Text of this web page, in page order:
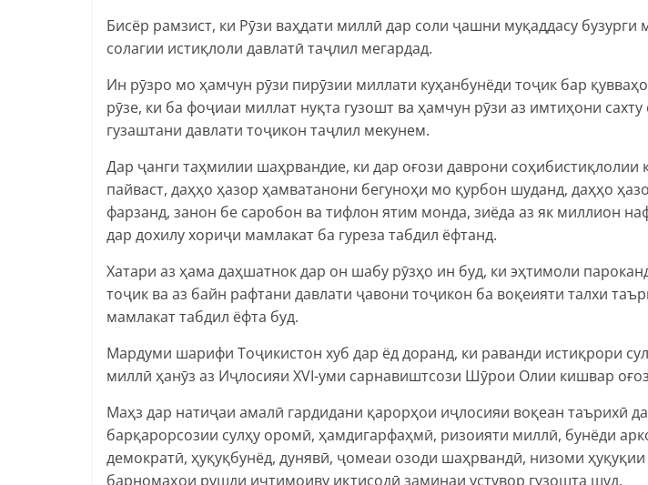
Бисёр рамзист, ки Рӯзи ваҳдати миллӣ дар соли ҷашни муқаддасу бузурги
солагии истиқлоли давлатӣ таҷлил мегардад.
Ин рӯзро мо ҳамчун рӯзи пирӯзии миллати куҳанбунёди тоҷик бар
рӯзе, ки ба фоҷиаи миллат нуқта гузошт ва ҳамчун рӯзи аз имтиҳони
гузаштани давлати тоҷикон таҷлил мекунем.
Дар ҷанги таҳмилии шаҳрвандие, ки дар оғози даврони соҳибистиқлолии
пайваст, даҳҳо ҳазор ҳамватанони бегуноҳи мо қурбон шуданд, даҳҳо
фарзанд, занон бе саробон ва тифлон ятим монда, зиёда аз як миллион
дар дохилу хориҷи мамлакат ба гуреза табдил ёфтанд.
Хатари аз ҳама даҳшатнок дар он шабу рӯзҳо ин буд, ки эҳтимоли
тоҷик ва аз байн рафтани давлати ҷавони тоҷикон ба воқеияти талхи
мамлакат табдил ёфта буд.
Мардуми шарифи Тоҷикистон хуб дар ёд доранд, ки раванди истиқрори
миллӣ ҳанӯз аз Иҷлосияи XVI-уми сарнавиштсози Шӯрои Олии кишвар
Маҳз дар натиҷаи амалӣ гардидани қарорҳои иҷлосияи воқеан таърихӣ
барқарорсозии сулҳу оромӣ, ҳамдигарфаҳмӣ, ризоияти миллӣ, бунёди
демократӣ, ҳуқуқбунёд, дунявӣ, ҷомеаи озоди шаҳрвандӣ, низоми
барномаҳои рушди иҷтимоиву иқтисодӣ заминаи устувор гузошта шуд.